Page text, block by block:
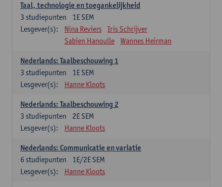
Taal, technologie en toegankelijkheid
1E SEM
3 studiepunten
Lesgever(s):
Nina Reviers
Iris Schrijver
Sabien Hanoulle
Wannes Heirman
Nederlands: Taalbeschouwing 1
1E SEM
3 studiepunten
Lesgever(s):
Hanne Kloots
Nederlands: Taalbeschouwing 2
2E SEM
3 studiepunten
Lesgever(s):
Hanne Kloots
Nederlands: Communicatie en variatie
1E/2E SEM
6 studiepunten
Lesgever(s):
Hanne Kloots